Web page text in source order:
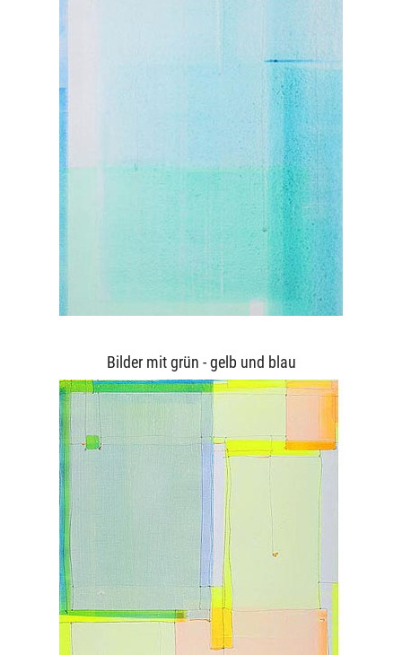
Bilder mit grün - gelb und blau